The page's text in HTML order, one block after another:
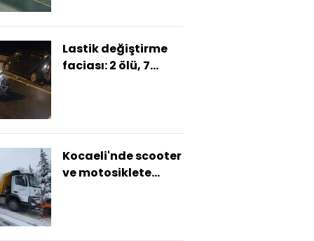
Lastik değiştirme
faciası: 2 ölü, 7
Kocaeli'nde scooter
ve motosiklete